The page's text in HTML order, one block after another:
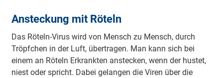
A­nste­ckung mit Röteln
Das Röteln-Virus wird von Mensch zu Mensch, durch
Tröpfchen in der Luft, ü­be­rtra­gen. Man kann sich bei
einem an Röteln E­rkra­nkten a­nste­cken, wenn der hustet,
niest oder spricht. Dabei ge­la­ngen die Viren über die